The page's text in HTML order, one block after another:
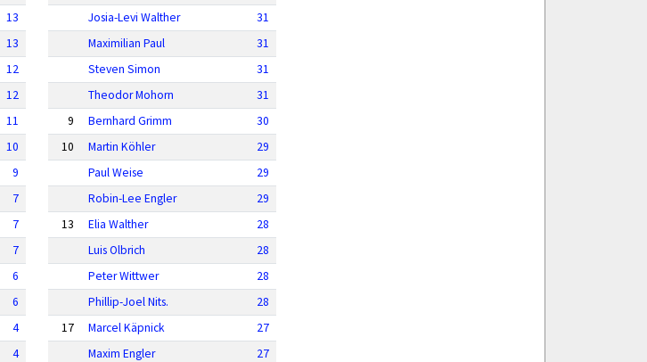
13
13
12
12
11
10
9
7
7
7
6
6
4
4
Josia-Levi Walther
31
Maximilian Paul
31
Steven Simon
31
Theodor Mohorn
31
9
Bernhard Grimm
30
10
Martin Köhler
29
Paul Weise
29
Robin-Lee Engler
29
13
Elia Walther
28
Luis Olbrich
28
Peter Wittwer
28
Phillip-Joel Nits.
28
17
Marcel Käpnick
27
Maxim Engler
27